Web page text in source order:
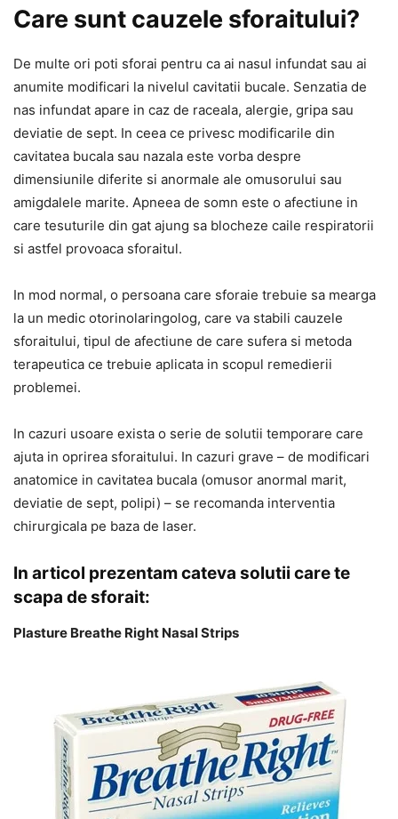
Care sunt cauzele sforaitului?
De multe ori poti sforai pentru ca ai nasul infundat sau ai
anumite modificari la nivelul cavitatii bucale. Senzatia de
nas infundat apare in caz de raceala, alergie, gripa sau
deviatie de sept. In ceea ce privesc modificarile din
cavitatea bucala sau nazala este vorba despre
dimensiunile diferite si anormale ale omusorului sau
amigdalele marite. Apneea de somn este o afectiune in
care tesuturile din gat ajung sa blocheze caile respiratorii
si astfel provoaca sforaitul.
In mod normal, o persoana care sforaie trebuie sa mearga
la un medic otorinolaringolog, care va stabili cauzele
sforaitului, tipul de afectiune de care sufera si metoda
terapeutica ce trebuie aplicata in scopul remedierii
problemei.
In cazuri usoare exista o serie de solutii temporare care
ajuta in oprirea sforaitului. In cazuri grave – de modificari
anatomice in cavitatea bucala (omusor anormal marit,
deviatie de sept, polipi) – se recomanda interventia
chirurgicala pe baza de laser.
In articol prezentam cateva solutii care te
scapa de sforait:
Plasture Breathe Right Nasal Strips